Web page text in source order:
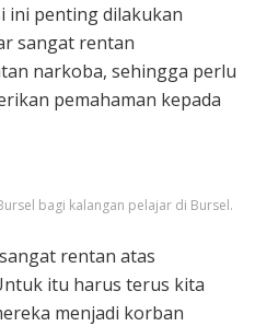
ini penting dilakukan
sangat rentan
narkoba, sehingga perlu
pemahaman kepada
bagi kalangan pelajar di Bursel.
rentan atas
itu harus terus kita
menjadi korban